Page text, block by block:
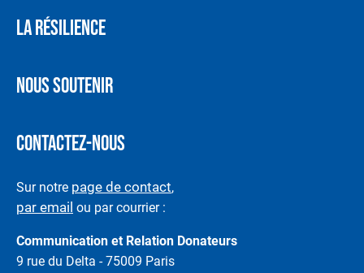
LA RÉSILIENCE
NOUS SOUTENIR
CONTACTEZ-NOUS
Sur notre page de contact,
par email ou par courrier :
Communication et Relation Donateurs
9 rue du Delta - 75009 Paris